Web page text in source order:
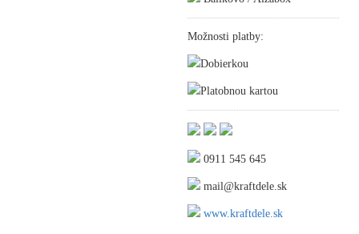
Možnosti platby:
Dobierkou
Platobnou kartou
0911 545 645
mail@kraftdele.sk
www.kraftdele.sk